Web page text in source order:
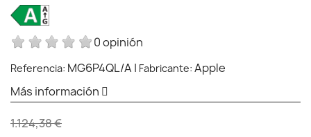
0 opinión
Referencia: MG6P4QL/A | Fabricante: Apple
Más información
1.124,38 €